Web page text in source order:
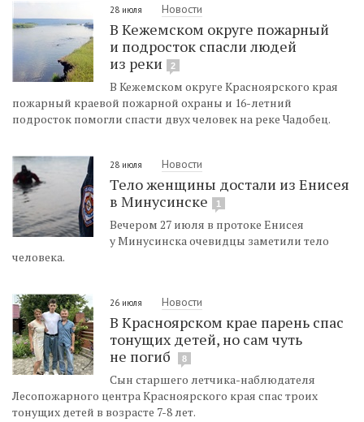
28 июля Новости
В Кежемском округе пожарный
и подросток спасли людей
из реки
2
В Кежемском округе Красноярского края
пожарный краевой пожарной охраны и 16-летний
подросток помогли спасти двух человек на реке Чадобец.
28 июля Новости
Тело женщины достали из Енисея
в Минусинске
1
Вечером 27 июля в протоке Енисея
у Минусинска очевидцы заметили тело
человека.
26 июля Новости
В Красноярском крае парень спас
тонущих детей, но сам чуть
не погиб
8
Сын старшего летчика-наблюдателя
Лесопожарного центра Красноярского края спас троих
тонущих детей в возрасте 7-8 лет.